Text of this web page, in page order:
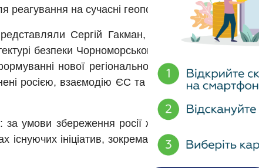
на сучасні геополітичні виклики.
Сергій Гакман, віцепрезидент
безпеки Чорноморського регіону на тлі
нової регіональної безпекової системи.
росією, взаємодію ЄС та НАТО в умовах
умови збереження росії жодна держава
ініціатив, зокрема, Тримор’я, і